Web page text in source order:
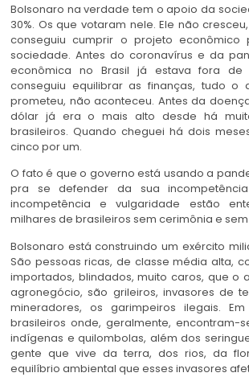
Bolsonaro na verdade tem o apoio da
30%. Os que votaram nele. Ele não
conseguiu cumprir o projeto econômico
sociedade. Antes do coronavírus e da
econômica no Brasil já estava fora de
conseguiu equilibrar as finanças, tudo o
prometeu, não aconteceu. Antes da
dólar já era o mais alto desde há
brasileiros. Quando cheguei há dois
cinco por um.
O fato é que o governo está usando a
pra se defender da sua
incompetência e vulgaridade estão
milhares de brasileiros sem cerimônia e
Bolsonaro está construindo um exército
São pessoas ricas, de classe média alta,
importados, blindados, muito caros, que o
agronegócio, são grileiros, invasores de
mineradores, os garimpeiros ilegais.
brasileiros onde, geralmente, encontram-
indígenas e quilombolas, além dos
gente que vive da terra, dos rios, da
equilíbrio ambiental que esses invasores